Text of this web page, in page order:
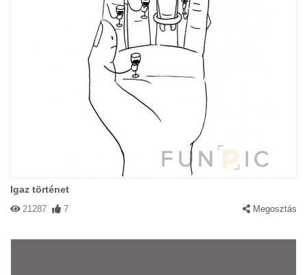
Igaz történet
21287 7 Megosztás